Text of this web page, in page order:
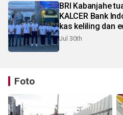
BRI Kabanjahe
KALCER Bank
kas keliling dan
pelosok Karo
Jul 30th
Foto